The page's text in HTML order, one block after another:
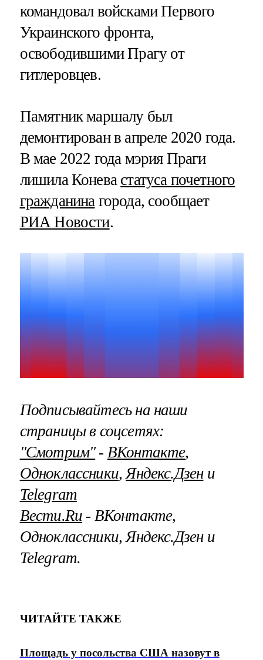
командовал войсками Первого
Украинского фронта,
освободившими Прагу от
гитлеровцев.
Памятник маршалу был
демонтирован в апреле 2020 года.
В мае 2022 года мэрия Праги
лишила Конева статуса почетного
гражданина города, сообщает
РИА Новости.
Подписывайтесь на наши
страницы в соцсетях:
"Смотрим"‐ ВКонтакте,
Одноклассники, Яндекс.Дзени
Telegram
Вести.Ru ‐ ВКонтакте,
Одноклассники, Яндекс.Дзен и
Telegram.
ЧИТАЙТЕ ТАКЖЕ
Площадь у посольства США назовут в